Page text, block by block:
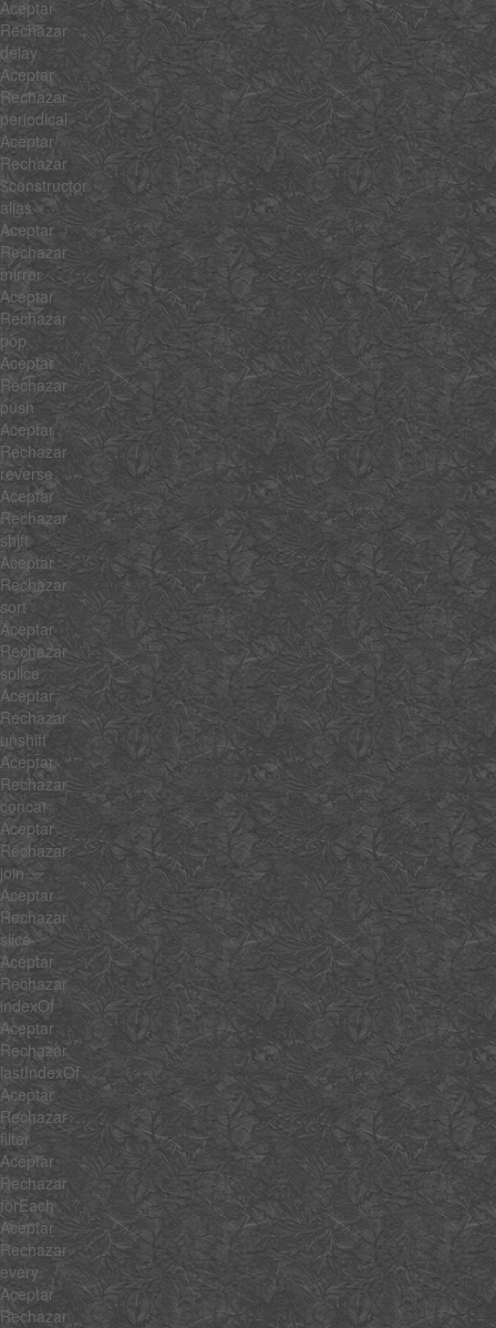
Aceptar
Rechazar
delay
Aceptar
Rechazar
periodical
Aceptar
Rechazar
$constructor
alias
Aceptar
Rechazar
mirror
Aceptar
Rechazar
pop
Aceptar
Rechazar
push
Aceptar
Rechazar
reverse
Aceptar
Rechazar
shift
Aceptar
Rechazar
sort
Aceptar
Rechazar
splice
Aceptar
Rechazar
unshift
Aceptar
Rechazar
concat
Aceptar
Rechazar
join
Aceptar
Rechazar
slice
Aceptar
Rechazar
indexOf
Aceptar
Rechazar
lastIndexOf
Aceptar
Rechazar
filter
Aceptar
Rechazar
forEach
Aceptar
Rechazar
every
Aceptar
Rechazar